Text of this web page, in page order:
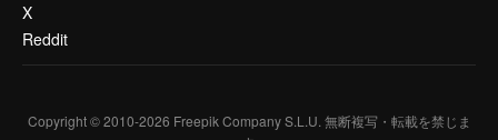
X
Reddit
Copyright © 2010-2026 Freepik Company S.L.U. 無断複写・転載を禁じま